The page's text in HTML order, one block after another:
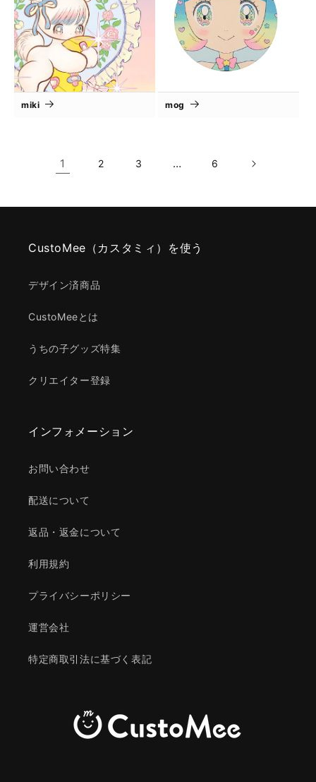
miki mog
1 2 3 … 6
CustoMee（カスタミィ）を使う
デザイン済商品
CustoMeeとは
うちの子グッズ特集
クリエイター登録
インフォメーション
お問い合わせ
配送について
返品・返金について
利用規約
プライバシーポリシー
運営会社
特定商取引法に基づく表記